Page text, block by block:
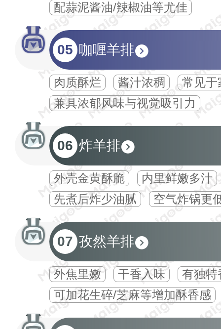
配蒜泥酱油/辣椒油等尤佳
05 咖喱羊排
肉质酥烂 酱汁浓稠
常见于
兼具浓郁风味与视觉吸引力
06 炸羊排
外壳金黄酥脆
内里鲜嫩多汁
先煮后炸少油腻
空气炸锅更
07 孜然羊排
外焦里嫩 干香入味
有独特
可加花生碎/芝麻等增加酥香感